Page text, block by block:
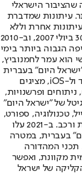
הישראלי
עיתונות שמדברת
אחרת וללא
תשלום. המהדורה המודפסת הראשונה פורסמה ב-30 ביולי 2007, וב-2010
הגבוה ביותר בימי
הוא עמר לחמנוביץ,
היום" בעברית
ובאנגלית, כמו כן היישומונים (אפליקציות) לאנדרואיד ול-iOS, מציגים
ופרשנויות,
של "ישראל היום"
טכנולוגיה, ספורט,
כלכלה וצרכנות, בריאות, חיילים, אוכל, יהדות, תיירות ורכב. ב-2021 עלו
בעברית, במטרה
תכני המהדורה
מקוונת, ואפשר
של ישראל